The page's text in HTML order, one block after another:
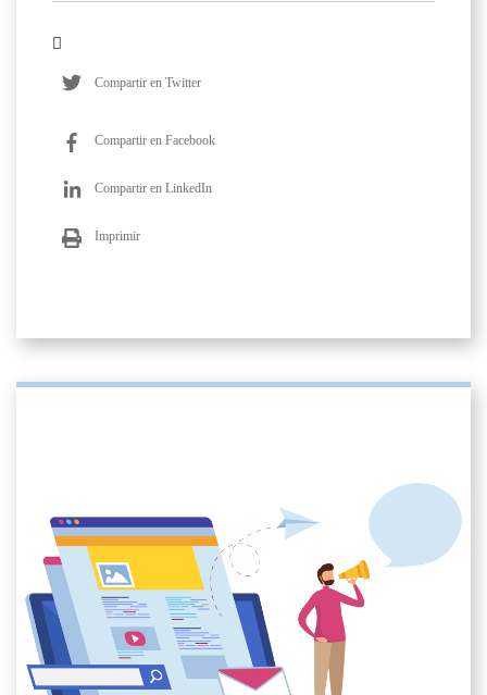
Compartir en Twitter
Compartir en Facebook
Compartir en LinkedIn
Imprimir